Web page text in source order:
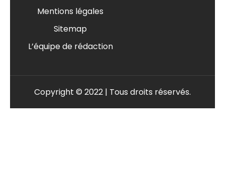
Mentions légales
Sitemap
L’équipe de rédaction
Copyright © 2022 | Tous droits réservés.